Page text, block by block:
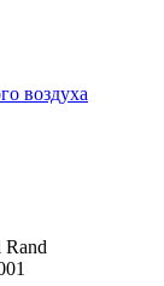
воздуха
Rand